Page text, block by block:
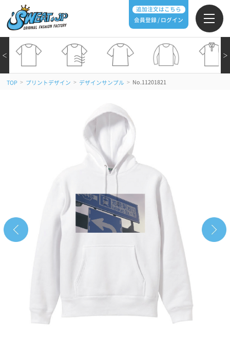
追加注文はこちら
会員登録 / ログイン
＞
＜
TOP > プリントデザイン > デザインサンプル > No.11201821